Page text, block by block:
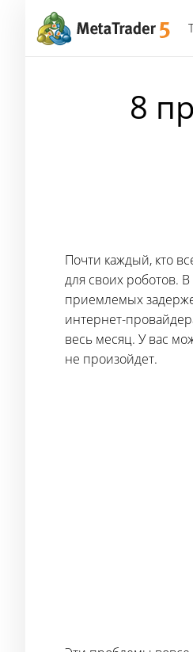
8
Почти каждый, кто
для своих роботов.
приемлемых
интернет-
весь месяц. У вас
не произойдет.